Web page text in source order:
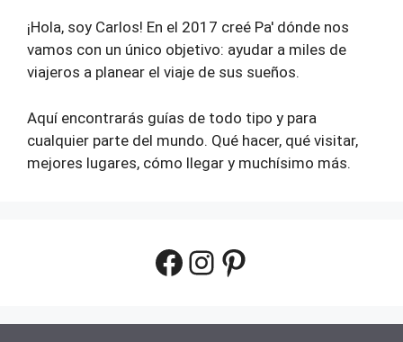
¡Hola, soy Carlos! En el 2017 creé Pa' dónde nos
vamos con un único objetivo: ayudar a miles de
viajeros a planear el viaje de sus sueños.
Aquí encontrarás guías de todo tipo y para
cualquier parte del mundo. Qué hacer, qué visitar,
mejores lugares, cómo llegar y muchísimo más.
Facebook
Instagram
Pinterest